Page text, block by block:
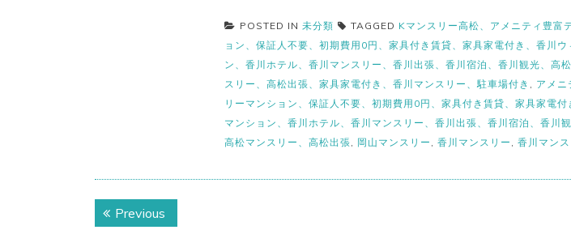
POSTED IN 未分類 TAGGED Kマンスリー高松、アメニティ豊富
ョン、保証人不要、初期費用0円、家具付き賃貸、家具家電付き、香川
ン、香川ホテル、香川マンスリー、香川出張、香川宿泊、香川観光、高
スリー、高松出張、家具家電付き、香川マンスリー、駐車場付き
アメニ
リーマンション、保証人不要、初期費用0円、家具付き賃貸、家具家電
マンション、香川ホテル、香川マンスリー、香川出張、香川宿泊、香川
高松マンスリー、高松出張
岡山マンスリー 香川マンスリー 香川マン
投Previous
post: